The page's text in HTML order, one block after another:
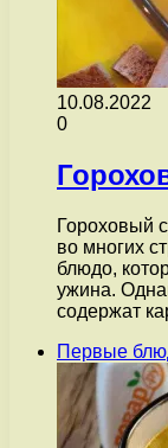
10.08.2022
0
Гороховый
во многих
блюдо,
ужина.
содержат
Первые